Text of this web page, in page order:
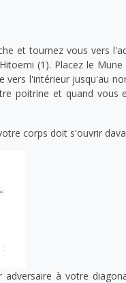
et tournez vous vers
(1). Placez le
l'intérieur jusqu'au
poitrine et quand
corps doit s'ouvrir
à votre